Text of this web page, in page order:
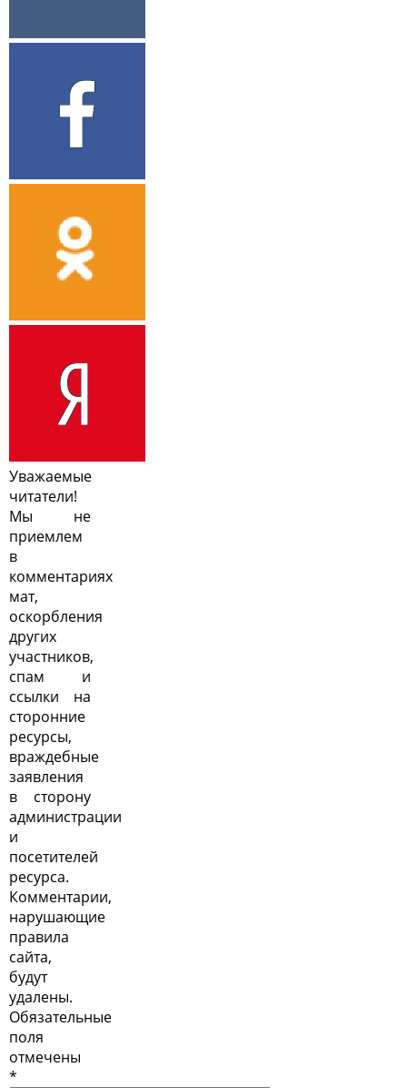
Уважаемые
читатели!
Мы не
приемлем
в
комментариях
мат,
оскорбления
других
участников,
спам и
ссылки на
сторонние
ресурсы,
враждебные
заявления
в сторону
администрации
и
посетителей
ресурса.
Комментарии,
нарушающие
правила
сайта,
будут
удалены.
Обязательные
поля
отмечены
*